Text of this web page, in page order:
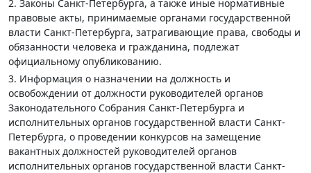
2. Законы Санкт-Петербурга, а также иные нормативные
правовые акты, принимаемые органами государственной
власти Санкт-Петербурга, затрагивающие права, свободы и
обязанности человека и гражданина, подлежат
официальному опубликованию.
3. Информация о назначении на должность и
освобождении от должности руководителей органов
Законодательного Собрания Санкт-Петербурга и
исполнительных органов государственной власти Санкт-
Петербурга, о проведении конкурсов на замещение
вакантных должностей руководителей органов
исполнительных органов государственной власти Санкт-